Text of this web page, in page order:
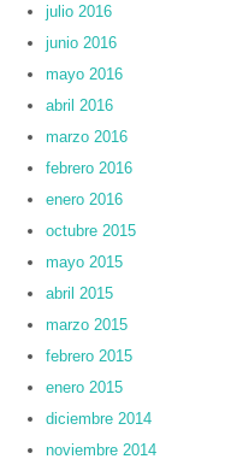
julio 2016
junio 2016
mayo 2016
abril 2016
marzo 2016
febrero 2016
enero 2016
octubre 2015
mayo 2015
abril 2015
marzo 2015
febrero 2015
enero 2015
diciembre 2014
noviembre 2014